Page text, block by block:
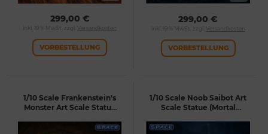
299,00 €
inkl. 19 % MwSt. zzgl. Versandkosten
VORBESTELLUNG
299,00 €
inkl. 19 % MwSt. zzgl. Versandkosten
VORBESTELLUNG
1/10 Scale Frankenstein's
Monster Art Scale Statue
1/10 Scale Noob Saibot Art
Scale Statue (Mortal